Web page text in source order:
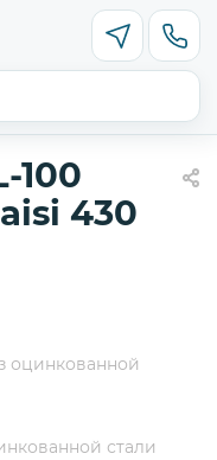
100
430
оцинкованной
стали